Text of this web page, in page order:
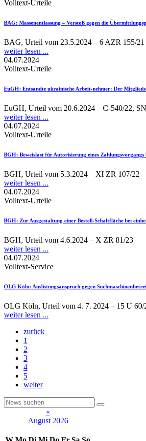
Volltext-Urteile
BAG: Massenentlassung – Verstoß gegen die
BAG, Urteil vom 23.5.2024 – 6 AZR 155/21
weiter lesen ...
04.07.2024
Volltext-Urteile
EuGH: Entsandte ukrainische Arbeit-nehmer: Der
EuGH, Urteil vom 20.6.2024 – C-540/22, SN
weiter lesen ...
04.07.2024
Volltext-Urteile
BGH: Beweislast für Autorisierung eines Zahlungsvorgangs
BGH, Urteil vom 5.3.2024 – XI ZR 107/22
weiter lesen ...
04.07.2024
Volltext-Urteile
BGH: Zur Ausgestaltung einer Bestell-Schaltfläche bei
BGH, Urteil vom 4.6.2024 – X ZR 81/23
weiter lesen ...
04.07.2024
Volltext-Service
OLG Köln: Auslistungsanspruch gegen
OLG Köln, Urteil vom 4. 7. 2024 – 15 U 60/
weiter lesen ...
zurück
1
2
3
4
5
weiter
«
August 2026